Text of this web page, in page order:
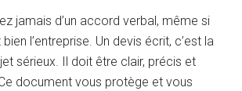
jamais d’un accord verbal, même si
l’entreprise. Un devis écrit, c’est la
sérieux. Il doit être clair, précis et
document vous protège et vous